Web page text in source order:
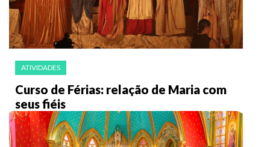
ATIVIDADES
Curso de Férias: relação de Maria com
seus fiéis